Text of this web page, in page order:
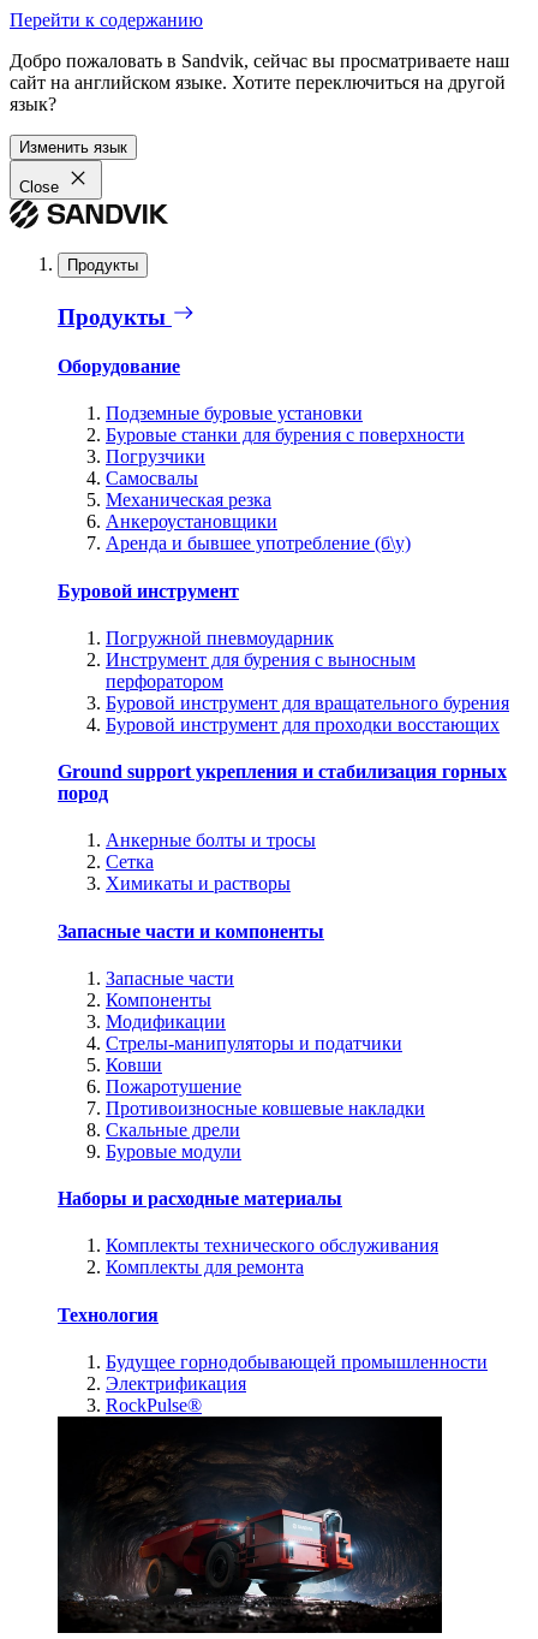
Перейти к содержанию
Добро пожаловать в Sandvik, сейчас вы просматриваете наш
сайт на английском языке. Хотите переключиться на другой
язык?
Изменить язык
Close
Продукты
Продукты
Оборудование
Подземные буровые установки
Буровые станки для бурения с поверхности
Погрузчики
Самосвалы
Механическая резка
Анкероустановщики
Аренда и бывшее употребление (б\у)
Буровой инструмент
Погружной пневмоударник
Инструмент для бурения с выносным
перфоратором
Буровой инструмент для вращательного бурения
Буровой инструмент для проходки восстающих
Ground support укрепления и стабилизация горных
пород
Анкерные болты и тросы
Сетка
Химикаты и растворы
Запасные части и компоненты
Запасные части
Компоненты
Модификации
Стрелы-манипуляторы и податчики
Ковши
Пожаротушение
Противоизносные ковшевые накладки
Скальные дрели
Буровые модули
Наборы и расходные материалы
Комплекты технического обслуживания
Комплекты для ремонта
Технология
Будущее горнодобывающей промышленности
Электрификация
RockPulse®